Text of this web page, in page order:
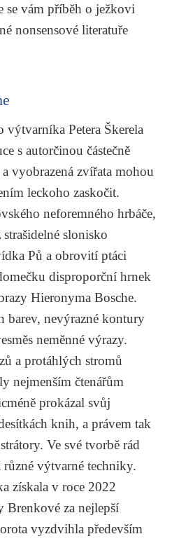
se vám příběh o ježkovi
nonsensové literatuře
Petera Škerela
s autorčinou částečně
vyobrazená zvířata mohou
leckoho zaskočit.
neforemného hrbáče,
slonisko
Pů a obrovití ptáci
disproporční hrnek
Hieronyma Bosche.
barev, nevýrazné kontury
neměnné výrazy.
a protáhlých stromů
nejmenším čtenářům
prokázal svůj
knih, a právem tak
Ve své tvorbě rád
výtvarné techniky.
získala v roce 2022
za nejlepší
vyzdvihla především